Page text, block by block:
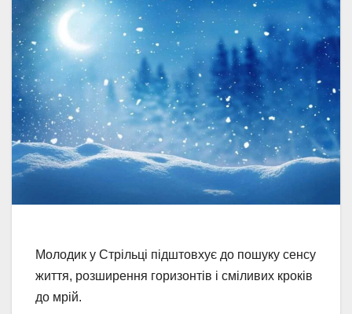
Молодик у Стрільці підштовхує до пошуку сенсу
життя, розширення горизонтів і сміливих кроків
до мрій.